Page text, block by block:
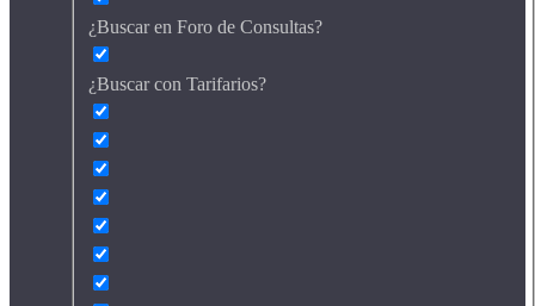
¿Buscar en Foro de Consultas?
¿Buscar con Tarifarios?